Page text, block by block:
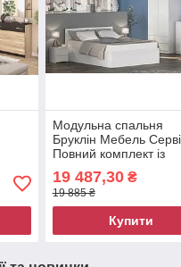
Модульна спальня
Бруклін Мебель
Повний комплект із
шафою 2Д2Ш
19 487,30₴
19 885 ₴
Купити